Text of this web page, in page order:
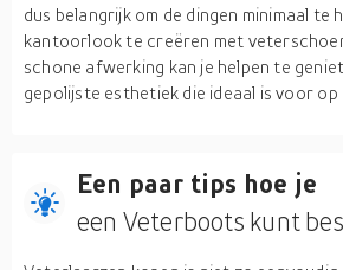
dus belangrijk om de dingen minimaal te
kantoorlook te creëren met
schone afwerking kan je helpen te
gepolijste esthetiek die ideaal is voor op
Een paar tips hoe je
een Veterboots kunt